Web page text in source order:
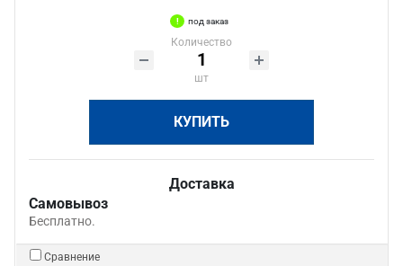
под заказ
Количество
шт
КУПИТЬ
Доставка
Самовывоз
Бесплатно.
Сравнение